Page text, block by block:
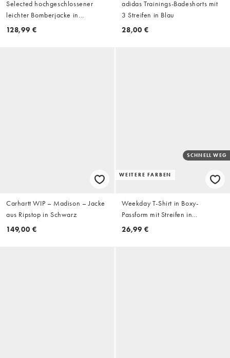
Selected hochgeschlossener
leichter Bomberjacke in
Schokobraun
128,99 €
adidas Trainings-Badeshorts mit
3 Streifen in Blau
28,00 €
Carhartt WIP – Madison – Jacke
aus Ripstop in Schwarz
149,00 €
WEITERE FARBEN
SCHNELL WEG
Weekday T-Shirt in Boxy-
Passform mit Streifen in
Marineblau und Weiß
26,99 €